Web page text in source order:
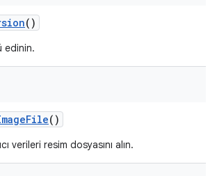
()
edinin.
File()
verileri resim dosyasını alın.